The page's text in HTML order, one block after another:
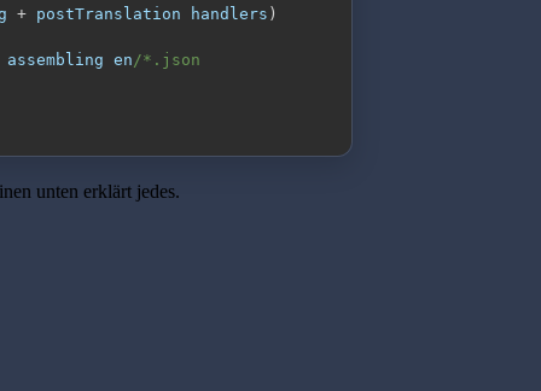
+ postTranslation handlers )
assembling en
unten erklärt jedes.